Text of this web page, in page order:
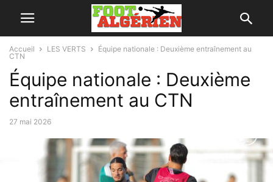
Accueil LES VERTS
Équipe nationale : Deuxième entraînement au
CTN
Équipe nationale : Deuxième
entraînement au CTN
27 mai 2026